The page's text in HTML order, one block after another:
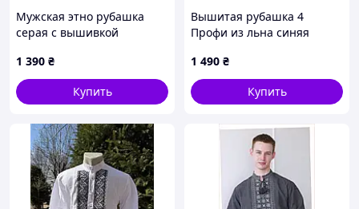
Мужская этно рубашка
серая с вышивкой
8H61M3897H
1 390 ₴
Купить
Вышитая рубашка 4
Профи из льна синяя
1 490 ₴
Купить